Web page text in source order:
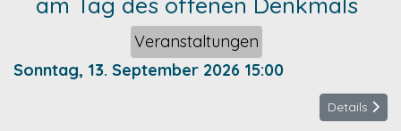
Veranstaltungen
Sonntag, 13. September 2026 15:00
Details